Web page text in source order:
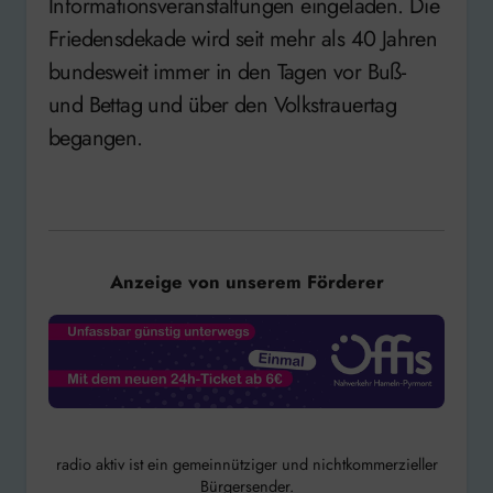
Friedensdekade wird seit mehr als 40 Jahren
bundesweit immer in den Tagen vor Buß-
und Bettag und über den Volkstrauertag
begangen.
Anzeige von unserem Förderer
radio aktiv ist ein gemeinnütziger und nichtkommerzieller
Bürgersender.